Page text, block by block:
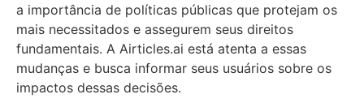
a importância de políticas públicas que protejam os
mais necessitados e assegurem seus direitos
fundamentais. A Airticles.ai está atenta a essas
mudanças e busca informar seus usuários sobre os
impactos dessas decisões.